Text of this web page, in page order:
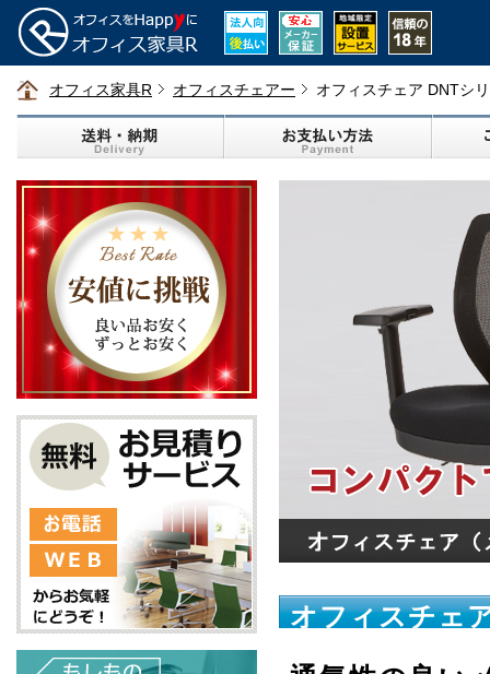
オフィス家具R オフィスチェアー オフィスチェア DNTシ
オフィスチェ